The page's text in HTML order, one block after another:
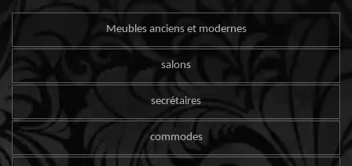
Meubles anciens et modernes
salons
secrétaires
commodes